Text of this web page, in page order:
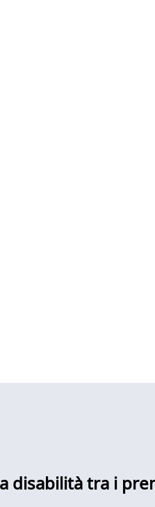
disabilità tra i